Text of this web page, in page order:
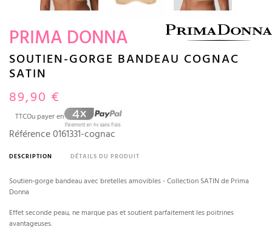
PRIMA DONNA
SOUTIEN-GORGE BANDEAU COGNAC
SATIN
89,90 €
TTCOu payer en
Référence0161331-cognac
DESCRIPTION DÉTAILS DU PRODUIT
Soutien-gorge bandeau avec bretelles amovibles - Collection SATIN de Prima
Donna
Effet seconde peau, ne marque pas et soutient parfaitement les poitrines
avantageuses.